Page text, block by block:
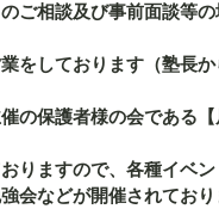
ご相談及び事前面談等
をしております（塾長か
の保護者様の会である
りますので、各種イベ
会などが開催されており